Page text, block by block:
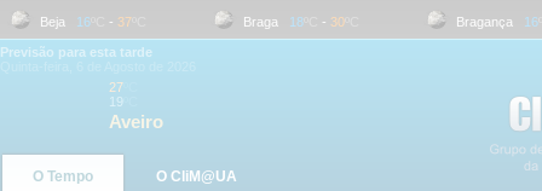
Beja 16 ºC 37 ºC Braga 18 ºC 30 ºC Bragança 16 ºC
Previsão para esta tarde
27
19
Aveiro
O Tempo O CliM@UA